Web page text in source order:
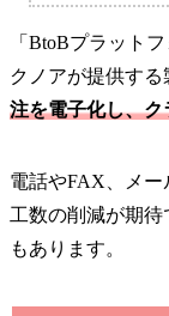
「BtoBプラット
クノアが提供する
注を電子化し、
電話やFAX、メ
工数の削減が期
もあります。